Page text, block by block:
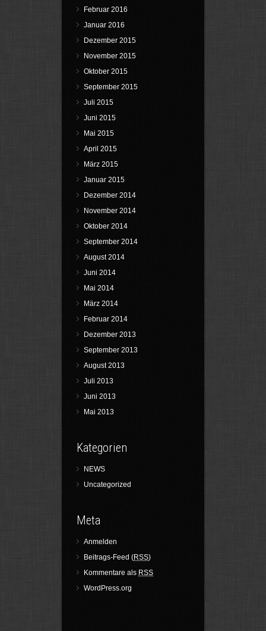
Februar 2016
Januar 2016
Dezember 2015
November 2015
Oktober 2015
September 2015
Juli 2015
Juni 2015
Mai 2015
April 2015
März 2015
Januar 2015
Dezember 2014
November 2014
Oktober 2014
September 2014
August 2014
Juni 2014
Mai 2014
März 2014
Februar 2014
Dezember 2013
September 2013
August 2013
Juli 2013
Juni 2013
Mai 2013
Kategorien
NEWS
Uncategorized
Meta
Anmelden
Beitrags-Feed (RSS)
Kommentare als RSS
WordPress.org